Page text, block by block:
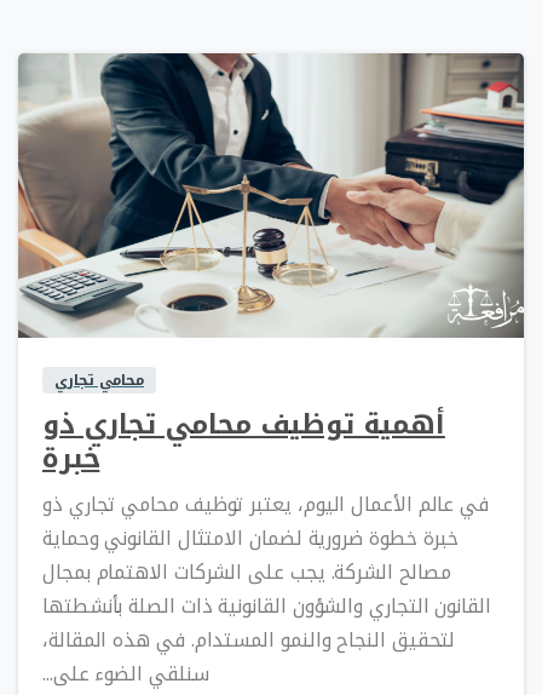
0
0
محامي تجاري
أهمية توظيف محامي تجاري ذو
خبرة
في عالم الأعمال اليوم، يعتبر توظيف محامي تجاري ذو
خبرة خطوة ضرورية لضمان الامتثال القانوني وحماية
مصالح الشركة. يجب على الشركات الاهتمام بمجال
القانون التجاري والشؤون القانونية ذات الصلة بأنشطتها
لتحقيق النجاح والنمو المستدام. في هذه المقالة،
سنلقي الضوء على...